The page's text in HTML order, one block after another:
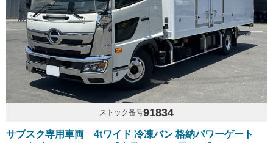
ストック番号91834
サブスク専用車両 4tワイド 冷凍バン 格納パワーゲート